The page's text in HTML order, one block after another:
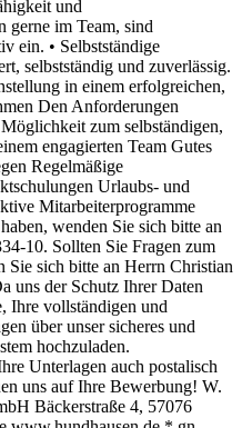
und
gerne im Team, sind
ein. • Selbstständige
selbstständig und zuverlässig.
in einem erfolgreichen,
Den Anforderungen
zum selbständigen,
engagierten Team Gutes
Regelmäßige
Urlaubs- und
Mitarbeiterprogramme
wenden Sie sich bitte an
10. Sollten Sie Fragen zum
Sie sich bitte an Herrn Christian
uns der Schutz Ihrer Daten
Ihre vollständigen und
über unser sicheres und
hochzuladen.
Unterlagen auch postalisch
uns auf Ihre Bewerbung! W.
Bäckerstraße 4, 57076